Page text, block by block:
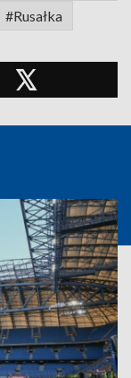
#Rusałka